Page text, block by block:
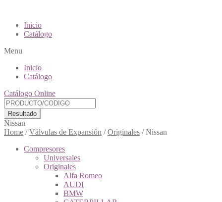
Inicio
Catálogo
Menu
Inicio
Catálogo
Catálogo Online
Resultado
Nissan
Home /Válvulas de Expansión /Originales /Nissan
Compresores
Universales
Originales
Alfa Romeo
AUDI
BMW